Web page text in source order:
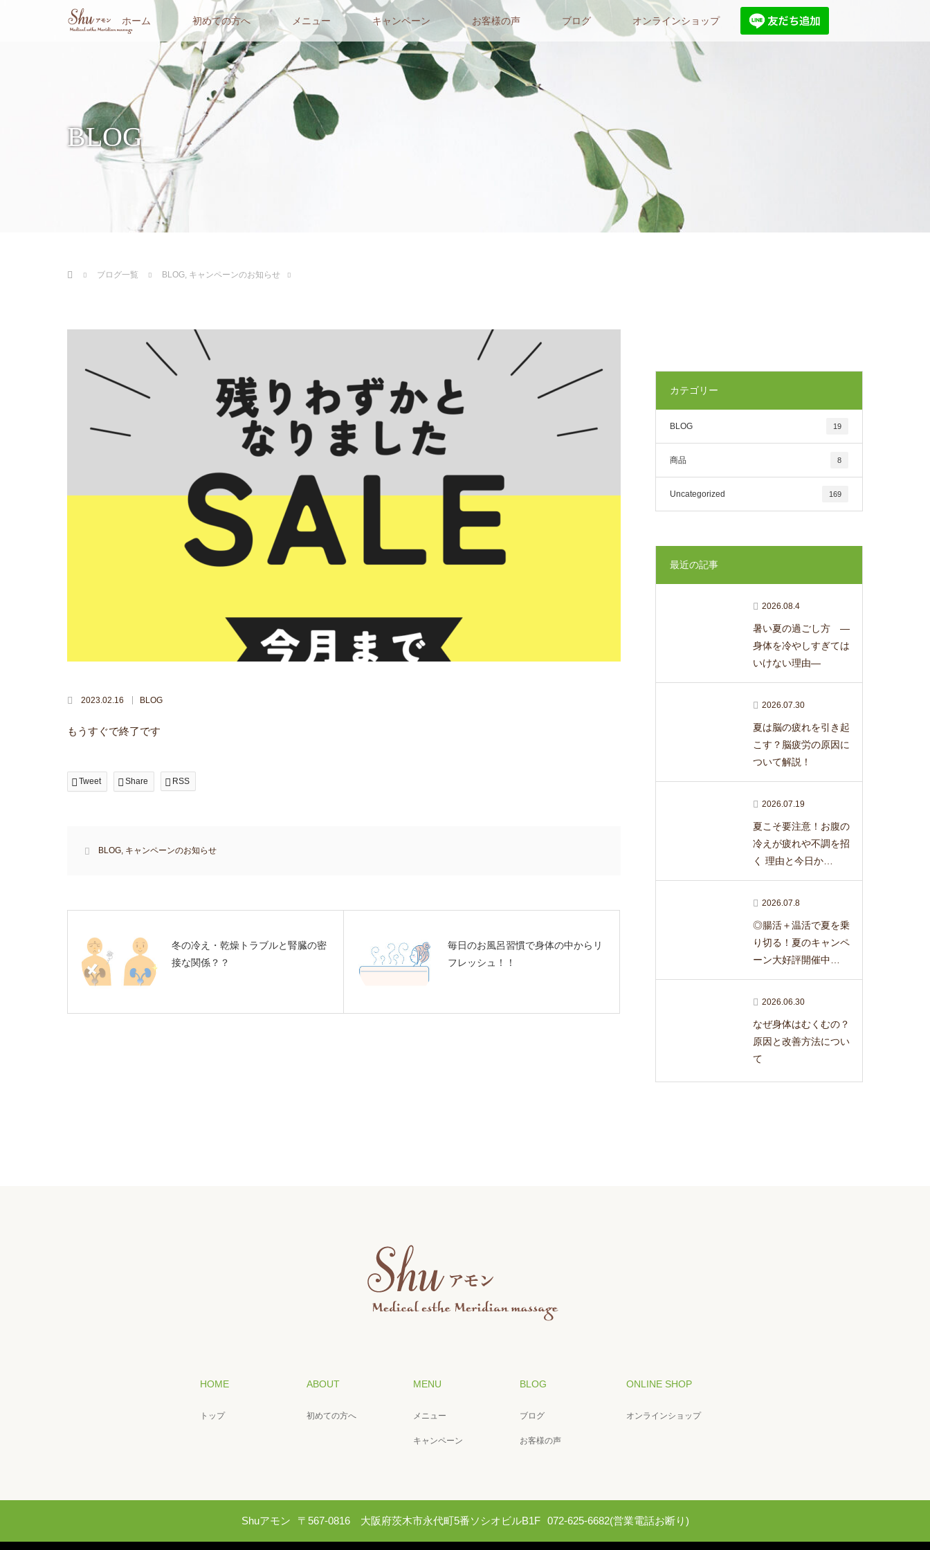
ホーム 初めての方へ メニュー キャンペーン お客様の声 ブログ オンラインショップ
BLOG
ブログ一覧
BLOG, キャンペーンのお知らせ
2023.02.16 BLOG
もうすぐで終了です
Tweet Share RSS
BLOG, キャンペーンのお知らせ
冬の冷え・乾燥トラブルと腎臓の密
接な関係？？
毎日のお風呂習慣で身体の中からリ
フレッシュ！！
カテゴリー
BLOG 19
商品 8
Uncategorized 169
最近の記事
2026.08.4
暑い夏の過ごし方 ―
身体を冷やしすぎては
いけない理由―
2026.07.30
夏は脳の疲れを引き起
こす？脳疲労の原因に
ついて解説！
2026.07.19
夏こそ要注意！お腹の
冷えが疲れや不調を招
く 理由と今日か…
2026.07.8
◎腸活＋温活で夏を乗
り切る！夏のキャンペ
ーン大好評開催中…
2026.06.30
なぜ身体はむくむの？
原因と改善方法につい
て
HOME
トップ
ABOUT
初めての方へ
MENU
メニュー
キャンペーン
BLOG
ブログ
お客様の声
ONLINE SHOP
オンラインショップ
Shuアモン 〒567-0816 大阪府茨木市永代町5番ソシオビルB1F 072-625-6682(営業電話お断り)